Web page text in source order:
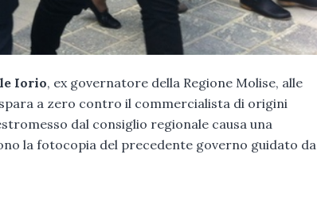
Iorio, ex governatore della Regione Molise, alle
a zero contro il commercialista di origini
dal consiglio regionale causa una
la fotocopia del precedente governo guidato da